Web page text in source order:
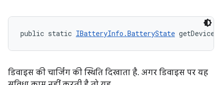
public static IBatteryInfo.BatteryState
डिवाइस की चार्जिंग की स्थिति दिखाता है. अगर डिवाइस पर यह